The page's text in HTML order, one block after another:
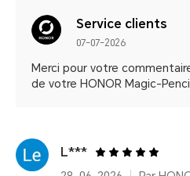
Service clients
07-07-2026
Merci pour votre
de votre HONOR Magic-
L***